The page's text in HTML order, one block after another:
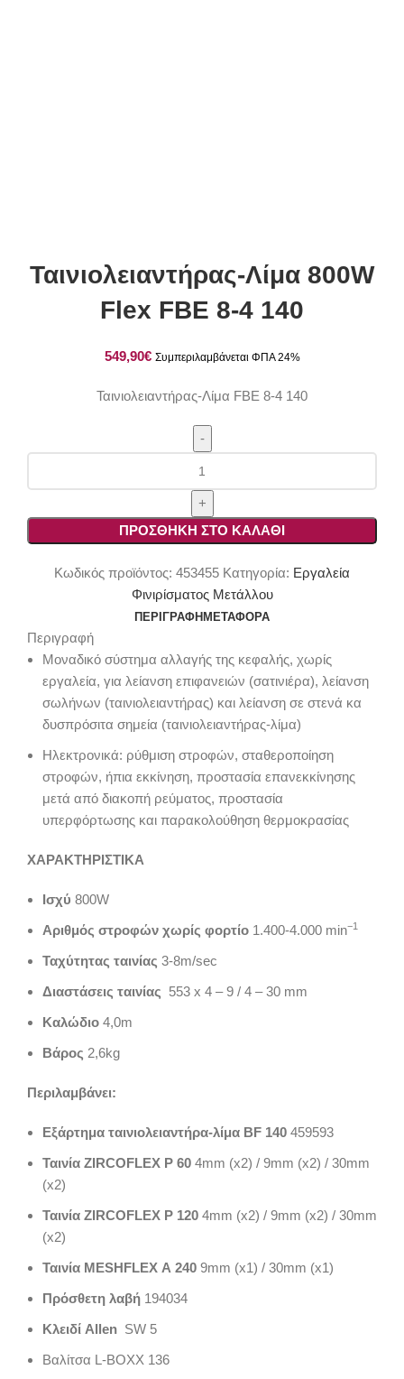
Ταινιολειαντήρας-Λίμα 800W
Flex FBE 8-4 140
€
Ταινιολειαντήρας-Λίμα FBE 8-4 140
FBE
ποσότητα
ΠΡΟΣΘΉΚΗ ΣΤΟ ΚΑΛΆΘΙ
Κωδικός προϊόντος: 453455 Κατηγορία: Εργαλεία
Φινιρίσματος Μετάλλου
ΠΕΡΙΓΡΑΦΉ ΜΕΤΑΦΟΡΆ
Περιγραφή
Μοναδικό σύστημα αλλαγής της κεφαλής, χωρίς
εργαλεία, για λείανση επιφανειών (σατινιέρα), λείανση
σωλήνων (ταινιολειαντήρας) και λείανση σε στενά κα
δυσπρόσιτα σημεία (ταινιολειαντήρας-λίμα)
Ηλεκτρονικά: ρύθμιση στροφών, σταθεροποίηση
στροφών, ήπια εκκίνηση, προστασία επανεκκίνησης
μετά από διακοπή ρεύματος, προστασία
υπερφόρτωσης και παρακολούθηση θερμοκρασίας
ΧΑΡΑΚΤΗΡΙΣΤΙΚΑ
Ισχύ 800W
Αριθμός στροφών χωρίς φορτίο 1.400-4.000 min−1
Ταχύτητας ταινίας 3-8m/sec
Διαστάσεις ταινίας 553 x 4 – 9 / 4 – 30 mm
Καλώδιο 4,0m
Βάρος 2,6kg
Περιλαμβάνει:
Εξάρτημα ταινιολειαντήρα-λίμα BF 140 459593
Ταινία ZIRCOFLEX P 60 4mm (x2) / 9mm (x2) / 30mm
(x2)
Ταινία ZIRCOFLEX P 120 4mm (x2) / 9mm (x2) / 30mm
(x2)
Ταινία MESHFLEX Α 240 9mm (x1) / 30mm (x1)
Πρόσθετη λαβή 194034
Κλειδί Allen SW 5
Βαλίτσα L-BOXX 136